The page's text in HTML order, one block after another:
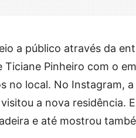
a público através da
Ticiane Pinheiro com o
no local. No Instagram,
a nova residência.
e até mostrou